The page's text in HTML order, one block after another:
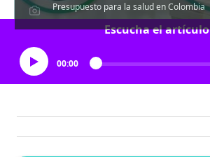
Presupuesto para la salud en Colombia
Escucha el artículo
00:00